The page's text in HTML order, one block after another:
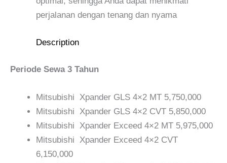
perjalanan dengan tenang dan nyama
Description
Periode Sewa 3 Tahun
Mitsubishi Xpander GLS 4×2 MT 5,750,000
Mitsubishi Xpander GLS 4×2 CVT 5,850,000
Mitsubishi Xpander Exceed 4×2 MT 5,975,000
Mitsubishi Xpander Exceed 4×2 CVT
6,150,000